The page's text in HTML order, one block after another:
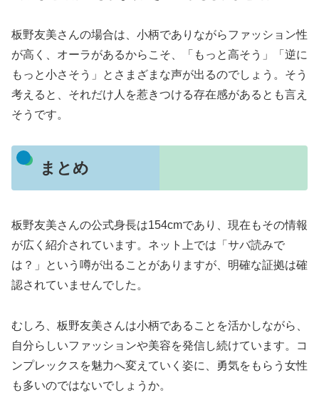
板野友美さんの場合は、小柄でありながらファッション性
が高く、オーラがあるからこそ、「もっと高そう」「逆に
もっと小さそう」とさまざまな声が出るのでしょう。そう
考えると、それだけ人を惹きつける存在感があるとも言え
そうです。
まとめ
板野友美さんの公式身長は154cmであり、現在もその情報
が広く紹介されています。ネット上では「サバ読みで
は？」という噂が出ることがありますが、明確な証拠は確
認されていませんでした。
むしろ、板野友美さんは小柄であることを活かしながら、
自分らしいファッションや美容を発信し続けています。コ
ンプレックスを魅力へ変えていく姿に、勇気をもらう女性
も多いのではないでしょうか。